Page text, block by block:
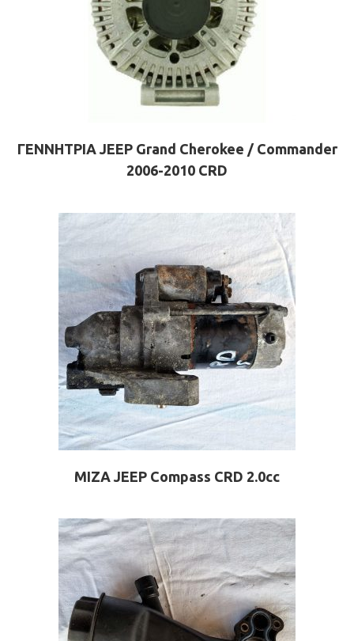
ΓΕΝΝΗΤΡΙΑ JEEP Grand Cherokee / Commander
2006-2010 CRD
ΜΙΖΑ JEEP Compass CRD 2.0cc